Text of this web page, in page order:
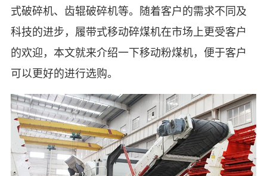
式破碎机、齿辊破碎机等。随着客户的需求不同及
科技的进步，履带式移动碎煤机在市场上更受客户
的欢迎，本文就来介绍一下移动粉煤机，便于客户
可以更好的进行选购。